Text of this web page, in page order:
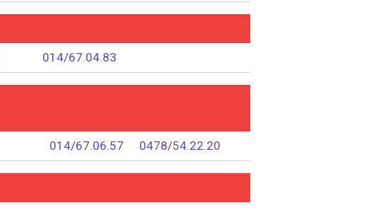
014/67.04.83
014/67.06.57 0478/54.22.20